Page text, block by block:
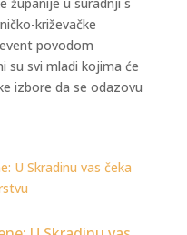
križevačke
povodom
su svi mladi kojima će
izbore da se odazovu